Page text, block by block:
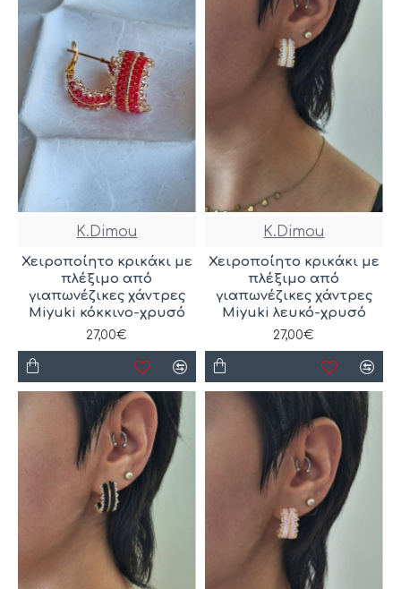
K.Dimou
Χειροποίητο κρικάκι με
πλέξιμο από
γιαπωνέζικες χάντρες
Miyuki κόκκινο-χρυσό
27,00€
K.Dimou
Χειροποίητο κρικάκι με
πλέξιμο από
γιαπωνέζικες χάντρες
Miyuki λευκό-χρυσό
27,00€